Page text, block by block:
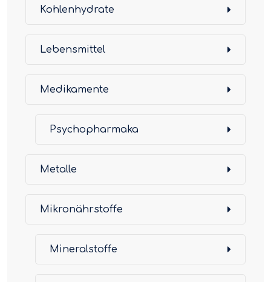
Kohlenhydrate
Lebensmittel
Medikamente
Psychopharmaka
Metalle
Mikronährstoffe
Mineralstoffe